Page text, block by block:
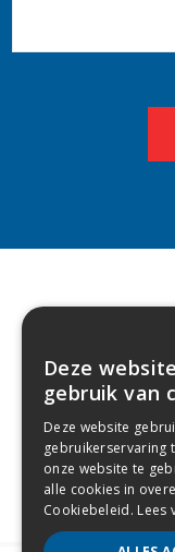
Deze
gebruik van
Deze website
gebruikerservaring
onze website te
alle cookies in
Cookiebeleid. Lees